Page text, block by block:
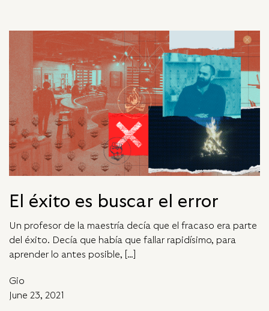
El éxito es buscar el error
Un profesor de la maestría decía que el fracaso era parte
del éxito. Decía que había que fallar rapidísimo, para
aprender lo antes posible, […]
Gio
June 23, 2021